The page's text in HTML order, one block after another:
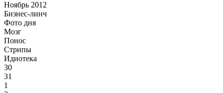
Ноябрь 2012
Бизнес-линч
Фото дня
Мозг
Понос
Стрипы
Идиотека
30
31
1